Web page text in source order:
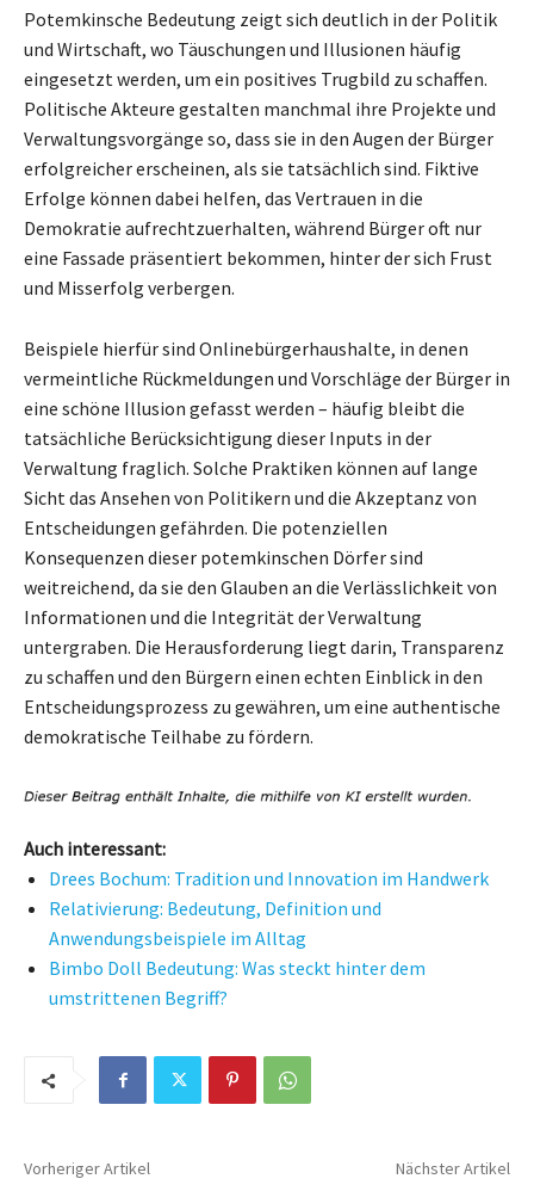
Potemkinsche Bedeutung zeigt sich deutlich in der Politik
und Wirtschaft, wo Täuschungen und Illusionen häufig
eingesetzt werden, um ein positives Trugbild zu schaffen.
Politische Akteure gestalten manchmal ihre Projekte und
Verwaltungsvorgänge so, dass sie in den Augen der Bürger
erfolgreicher erscheinen, als sie tatsächlich sind. Fiktive
Erfolge können dabei helfen, das Vertrauen in die
Demokratie aufrechtzuerhalten, während Bürger oft nur
eine Fassade präsentiert bekommen, hinter der sich Frust
und Misserfolg verbergen.
Beispiele hierfür sind Onlinebürgerhaushalte, in denen
vermeintliche Rückmeldungen und Vorschläge der Bürger in
eine schöne Illusion gefasst werden – häufig bleibt die
tatsächliche Berücksichtigung dieser Inputs in der
Verwaltung fraglich. Solche Praktiken können auf lange
Sicht das Ansehen von Politikern und die Akzeptanz von
Entscheidungen gefährden. Die potenziellen
Konsequenzen dieser potemkinschen Dörfer sind
weitreichend, da sie den Glauben an die Verlässlichkeit von
Informationen und die Integrität der Verwaltung
untergraben. Die Herausforderung liegt darin, Transparenz
zu schaffen und den Bürgern einen echten Einblick in den
Entscheidungsprozess zu gewähren, um eine authentische
demokratische Teilhabe zu fördern.
Auch interessant:
Drees Bochum: Tradition und Innovation im Handwerk
Relativierung: Bedeutung, Definition und
Anwendungsbeispiele im Alltag
Bimbo Doll Bedeutung: Was steckt hinter dem
umstrittenen Begriff?
Vorheriger Artikel Nächster Artikel